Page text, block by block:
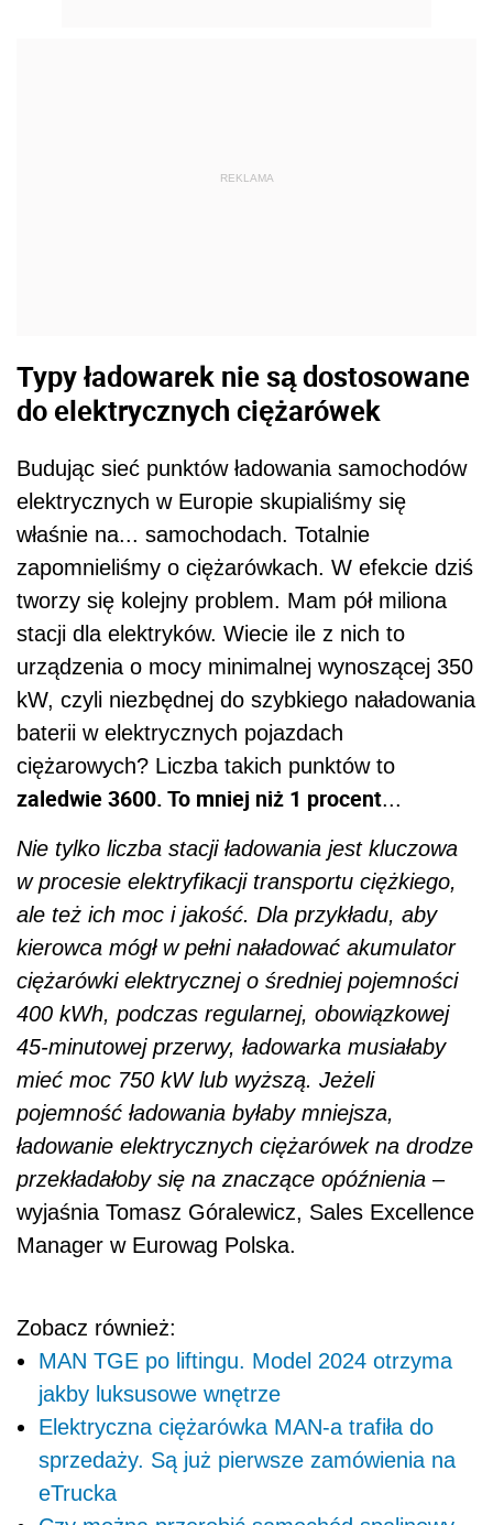
REKLAMA
Typy ładowarek nie są dostosowane
do elektrycznych ciężarówek
Budując sieć punktów ładowania samochodów
elektrycznych w Europie skupialiśmy się
właśnie na... samochodach. Totalnie
zapomnieliśmy o ciężarówkach. W efekcie dziś
tworzy się kolejny problem. Mam pół miliona
stacji dla elektryków. Wiecie ile z nich to
urządzenia o mocy minimalnej wynoszącej 350
kW, czyli niezbędnej do szybkiego naładowania
baterii w elektrycznych pojazdach
ciężarowych? Liczba takich punktów to
zaledwie 3600. To mniej niż 1 procent...
Nie tylko liczba stacji ładowania jest kluczowa
w procesie elektryfikacji transportu ciężkiego,
ale też ich moc i jakość. Dla przykładu, aby
kierowca mógł w pełni naładować akumulator
ciężarówki elektrycznej o średniej pojemności
400 kWh, podczas regularnej, obowiązkowej
45-minutowej przerwy, ładowarka musiałaby
mieć moc 750 kW lub wyższą. Jeżeli
pojemność ładowania byłaby mniejsza,
ładowanie elektrycznych ciężarówek na drodze
przekładałoby się na znaczące opóźnienia –
wyjaśnia Tomasz Góralewicz, Sales Excellence
Manager w Eurowag Polska.
Zobacz również:
MAN TGE po liftingu. Model 2024 otrzyma
jakby luksusowe wnętrze
Elektryczna ciężarówka MAN-a trafiła do
sprzedaży. Są już pierwsze zamówienia na
eTrucka